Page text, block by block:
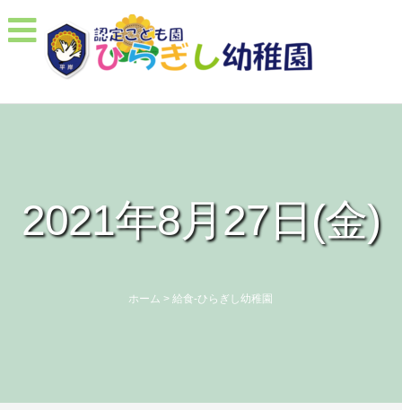
2021年8月27日(金)
ホーム >給食-ひらぎし幼稚園